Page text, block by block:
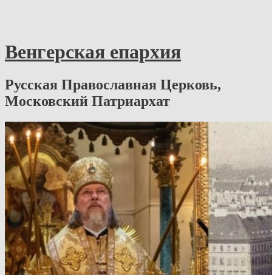
Венгерская епархия
Русская Православная Церковь,
Московский Патриархат